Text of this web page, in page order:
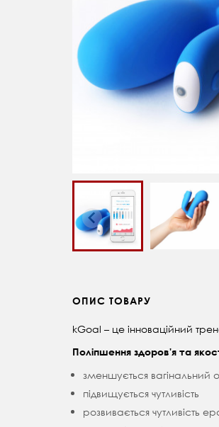
ОПИС ТОВАРУ
kGoal – це інноваційний
Поліпшення здоров'я та
зменшується вагінальний
підвищується чутливість
розвивається чутливість